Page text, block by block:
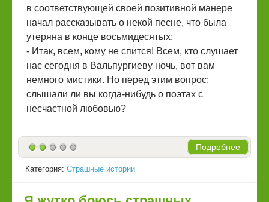
в соответствующей своей позитивной манере
начал рассказывать о некой песне, что была
утеряна в конце восьмидесятых:
- Итак, всем, кому не спится! Всем, кто слушает
нас сегодня в Вальпургиеву ночь, вот вам
немного мистики. Но перед этим вопрос:
слышали ли вы когда-нибудь о поэтах с
несчастной любовью?
Подробнее
Категория: Страшные истории